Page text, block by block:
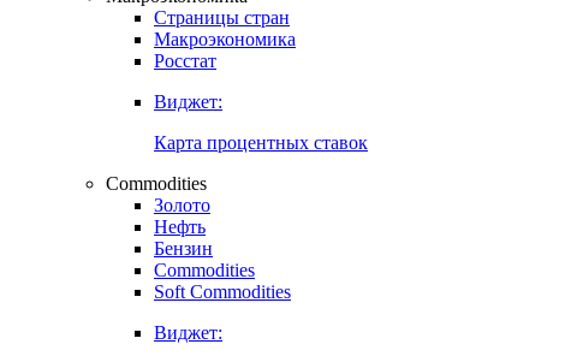
Страницы стран
Макроэкономика
Росстат
Виджет:
Карта процентных ставок
Commodities
Золото
Нефть
Бензин
Commodities
Soft Commodities
Виджет: